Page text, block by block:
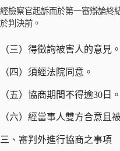
經檢察官起訴而於第一審辯論終
於判決前。
（三）得徵詢被害人的意見。
（四）須經法院同意。
（五）協商期間不得逾30日。
（六）經當事人雙方合意且
三、審判外進行協商之事項